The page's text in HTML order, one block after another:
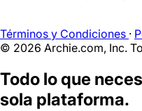
Términos y Condiciones ·
© 2026 Archie.com, Inc.
Todo lo que
sola plataforma.